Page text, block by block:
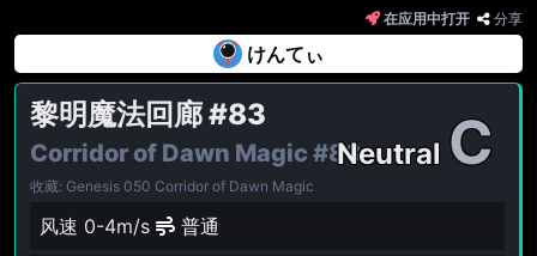
在应用中打开 分享
けんてぃ
黎明魔法回廊#83
Corridor of Dawn Magic #83NeutralC
收藏: Genesis 050 Corridor of Dawn Magic
风速 0-4m/s 普通